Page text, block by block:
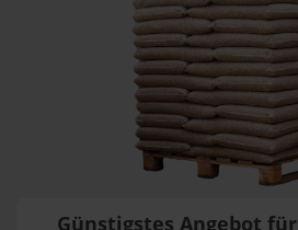
Günstigstes Angebot für